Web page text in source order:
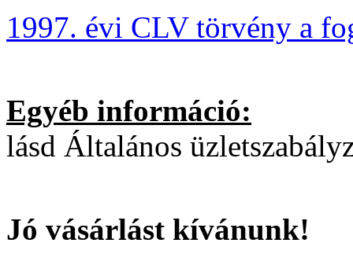
1997. évi CLV törvény a
Egyéb információ:
lásd Általános
Jó vásárlást kívánunk!